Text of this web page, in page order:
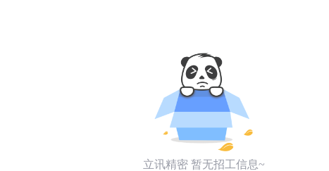
立讯精密 暂无招工信息~